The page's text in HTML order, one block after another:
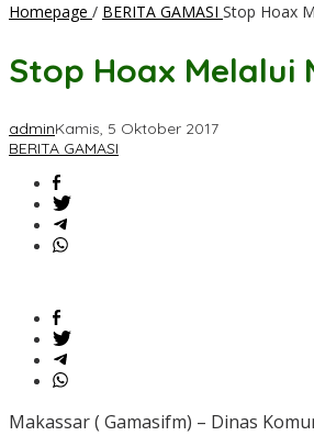
Homepage / BERITA GAMASI Stop Hoax
Stop Hoax Melalui
adminKamis, 5 Oktober 2017
BERITA GAMASI
Makassar ( Gamasifm) – Dinas